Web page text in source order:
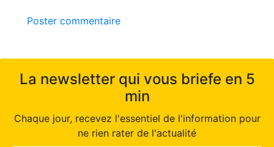
Poster commentaire
La newsletter qui vous briefe en 5
min
Chaque jour, recevez l'essentiel de l'information pour
ne rien rater de l'actualité